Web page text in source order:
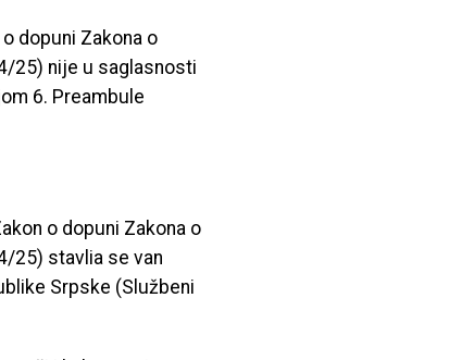
dopuni Zakona o
25) nije u saglasnosti
6. Preambule
o dopuni Zakona o
25) stavlia se van
Srpske (Službeni